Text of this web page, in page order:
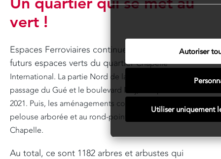
Autoriser
Utiliser uniquement
vert !
Espaces Ferroviaires continue d’aménager les
futurs espaces verts du quartierChapelle
International. La partie Nord de la promenade, entre le
passage du Gué et le boulevard Ney, sera plantée dès
2021. Puis, les aménagements continueront jusqu’à
pelouse arborée et au rond-point de la rue de la
Chapelle.
Au total, ce sont 1182 arbres et arbustes qui